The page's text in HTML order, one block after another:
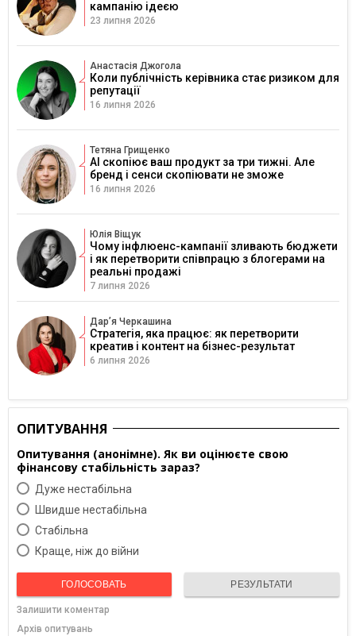
кампанію ідеєю
23 липня 2026
Анастасія Джогола
Коли публічність керівника стає ризиком для
репутації
16 липня 2026
Тетяна Грищенко
AI скопіює ваш продукт за три тижні. Але
бренд і сенси скопіювати не зможе
16 липня 2026
Юлія Віщук
Чому інфлюенс-кампанії зливають бюджети
і як перетворити співпрацю з блогерами на
реальні продажі
7 липня 2026
Дарʼя Черкашина
Стратегія, яка працює: як перетворити
креатив і контент на бізнес-результат
6 липня 2026
ОПИТУВАННЯ
Опитування (анонімне). Як ви оцінюєте свою
фінансову стабільність зараз?
Дуже нестабільна
Швидше нестабільна
Cтабільна
Краще, ніж до війни
ГОЛОСОВАТЬ РЕЗУЛЬТАТИ
Залишити коментар
Архів опитувань